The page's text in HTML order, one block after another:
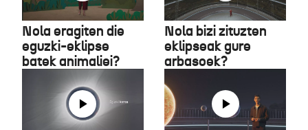
Nola eragiten die
eguzki-eklipse
batek animaliei?
Nola bizi zituzten
eklipseak gure
arbasoek?